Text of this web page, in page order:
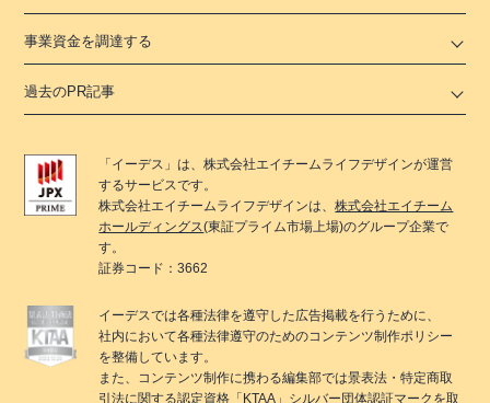
事業資金を調達する
過去のPR記事
「 イーデス 」は、株式会社エイチームライフデザインが運営
するサービスです。
株式会社エイチームライフデザインは、株式会社エイチーム
ホールディングス(東証プライム市場上場)のグループ企業で
す。
証券コード：3662
イーデスでは各種法律を遵守した広告掲載を行うために、
社内において各種法律遵守のためのコンテンツ制作ポリシー
を整備しています。
また、コンテンツ制作に携わる編集部では景表法・特定商取
引法に関する認定資格「KTAA」 シルバー団体認証マークを取